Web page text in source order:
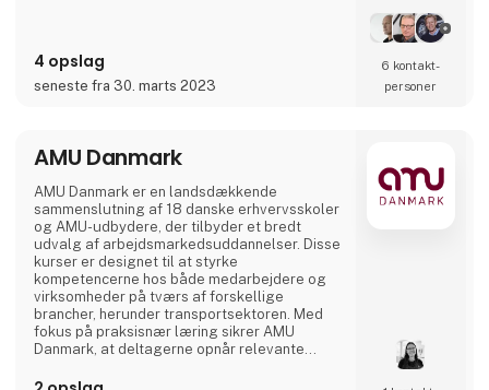
4 opslag
seneste fra 30. marts 2023
6 kontakt­
personer
AMU Danmark
AMU Danmark er en landsdækkende
sammenslutning af 18 danske erhvervsskoler
og AMU-udbydere, der tilbyder et bredt
udvalg af arbejdsmarkedsuddannelser. Disse
kurser er designet til at styrke
kompetencerne hos både medarbejdere og
virksomheder på tværs af forskellige
brancher, herunder transportsektoren. Med
fokus på praksisnær læring sikrer AMU
Danmark, at deltagerne opnår relevante
aktuelle behov. Gennem et landsdækkende